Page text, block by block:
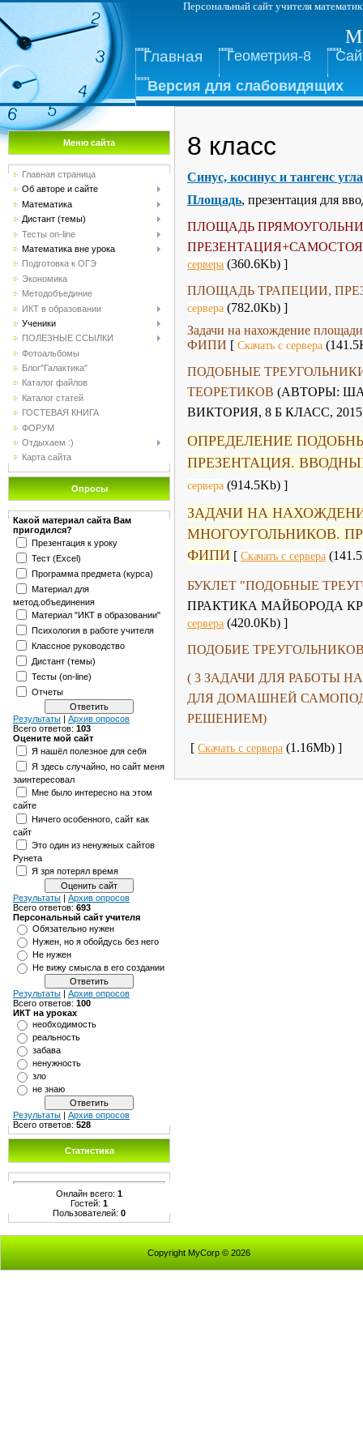
Персональный сайт учителя
Главная Геометрия-8
Версия для слабовидящих
Меню сайта
Главная страница
Об авторе и сайте
Математика
Дистант (темы)
Тесты on-line
Математика вне урока
Подготовка к ОГЭ
Экономика
Методобъединие
ИКТ в образовании
Ученики
ПОЛЕЗНЫЕ ССЫЛКИ
Фотоальбомы
Блог"Галактика"
Каталог файлов
Каталог статей
ГОСТЕВАЯ КНИГА
ФОРУМ
Отдыхаем :)
Карта сайта
Опросы
Какой материал сайта Вам
пригодился?
Презентация к уроку
Тест (Excel)
Программа предмета (курса)
Материал для
метод.объединения
Материал "ИКТ в образовании"
Психология в работе учителя
Классное руководство
Дистант (темы)
Тесты (on-line)
Отчеты
Результаты | Архив опросов
Всего ответов: 103
Оцените мой сайт
Я нашёл полезное для себя
Я здесь случайно, но сайт меня
заинтересовал
Мне было интересно на этом
сайте
Ничего особенного, сайт как
сайт
Это один из ненужных сайтов
Рунета
Я зря потерял время
Результаты | Архив опросов
Всего ответов: 693
Персональный сайт учителя
Обязательно нужен
Нужен, но я обойдусь без него
Не нужен
Не вижу смысла в его создании
Результаты | Архив опросов
Всего ответов: 100
ИКТ на уроках
необходимость
реальность
забава
ненужность
зло
не знаю
Результаты | Архив опросов
Всего ответов: 528
Статистика
Онлайн всего: 1
Гостей: 1
Пользователей: 0
8 класс
Синус, косинус и тангенс
Площадь, презентация для
ПЛОЩАДЬ
сервера (360.6Kb) ]
ПЛОЩАДЬ ТРАПЕЦИИ,
сервера (782.0Kb) ]
Задачи на нахождение
ФИПИ [ Скачать с сервера
ПОДОБНЫЕ
ТЕОРЕТИКОВ (АВТОРЫ:
ВИКТОРИЯ, 8 Б КЛАСС,
ОПРЕДЕЛЕНИЕ
ПРЕЗЕНТАЦИЯ.
сервера (914.5Kb) ]
ЗАДАЧИ НА
МНОГОУГОЛЬНИКОВ.
ФИПИ [ Скачать с сервера
БУКЛЕТ "ПОДОБНЫЕ
ПРАКТИКА МАЙБОРОДА
сервера (420.0Kb) ]
ПОДОБИЕ
( 3 ЗАДАЧИ ДЛЯ РАБОТЫ
ДЛЯ ДОМАШНЕЙ
РЕШЕНИЕМ)
[ Скачать с сервера (1.16Mb) ]
Copyright MyCorp © 2026